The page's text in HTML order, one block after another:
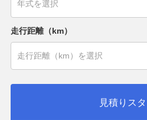
走行距離（km）
見積りス